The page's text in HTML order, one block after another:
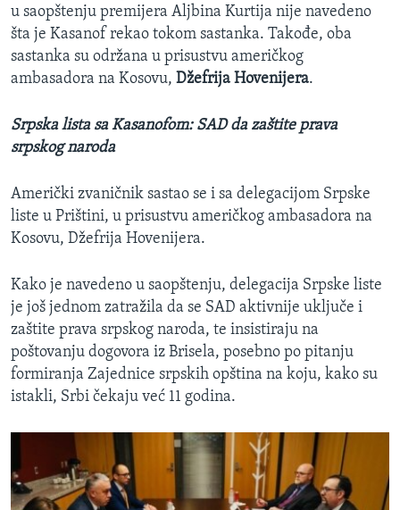
u saopštenju premijera Aljbina Kurtija nije navedeno
šta je Kasanof rekao tokom sastanka. Takođe, oba
sastanka su održana u prisustvu američkog
ambasadora na Kosovu, Džefrija Hovenijera.
Srpska lista sa Kasanofom: SAD da zaštite prava
srpskog naroda
Američki zvaničnik sastao se i sa delegacijom Srpske
liste u Prištini, u prisustvu američkog ambasadora na
Kosovu, Džefrija Hovenijera.
Kako je navedeno u saopštenju, delegacija Srpske liste
je još jednom zatražila da se SAD aktivnije uključe i
zaštite prava srpskog naroda, te insistiraju na
poštovanju dogovora iz Brisela, posebno po pitanju
formiranja Zajednice srpskih opština na koju, kako su
istakli, Srbi čekaju već 11 godina.